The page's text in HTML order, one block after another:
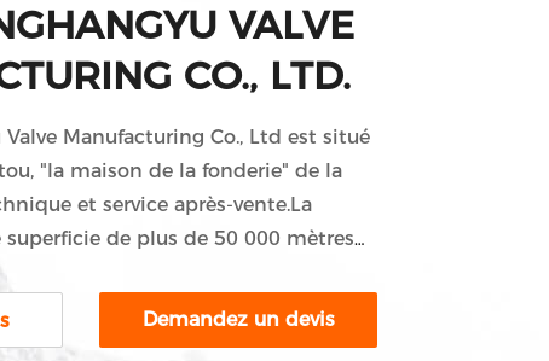
VALVE
CO., LTD.
Manufacturing Co., Ltd est situé
"la maison de la fonderie" de la
et service après-vente.La
superficie de plus de 50 000 mètres
plus de 300 personnes, 15
et deux équipes de R & D. La
annuelle est de 20,000 tonnes de
Demandez un devis